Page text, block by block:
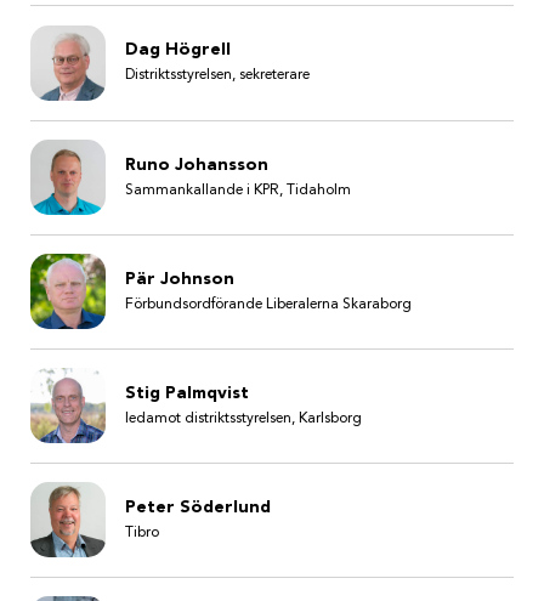
Dag Högrell
Distriktsstyrelsen, sekreterare
Runo Johansson
Sammankallande i KPR, Tidaholm
Pär Johnson
Förbundsordförande Liberalerna Skaraborg
Stig Palmqvist
ledamot distriktsstyrelsen, Karlsborg
Peter Söderlund
Tibro